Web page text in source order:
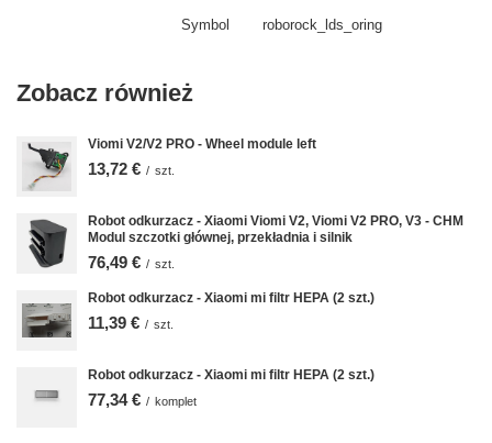
Symbol roborock_lds_oring
Zobacz również
Viomi V2/V2 PRO - Wheel module left
13,72 € / szt.
Robot odkurzacz - Xiaomi Viomi V2, Viomi V2 PRO, V3 - CHM
Modul szczotki głównej, przekładnia i silnik
76,49 € / szt.
Robot odkurzacz - Xiaomi mi filtr HEPA (2 szt.)
11,39 € / szt.
Robot odkurzacz - Xiaomi mi filtr HEPA (2 szt.)
77,34 € / komplet